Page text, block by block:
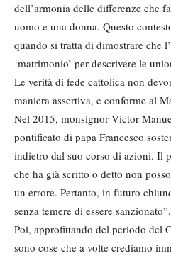
dell’armonia delle differenze che
uomo e una donna. Questo
quando si tratta di dimostrare che
‘matrimonio’ per descrivere le
Le verità di fede cattolica non
maniera assertiva, e conforme al
Nel 2015, monsignor Victor
pontificato di papa Francesco
indietro dal suo corso di azioni. Il
che ha già scritto o detto non
un errore. Pertanto, in futuro
senza temere di essere sanzionato”.
Poi, approfittando del periodo del
sono cose che a volte crediamo